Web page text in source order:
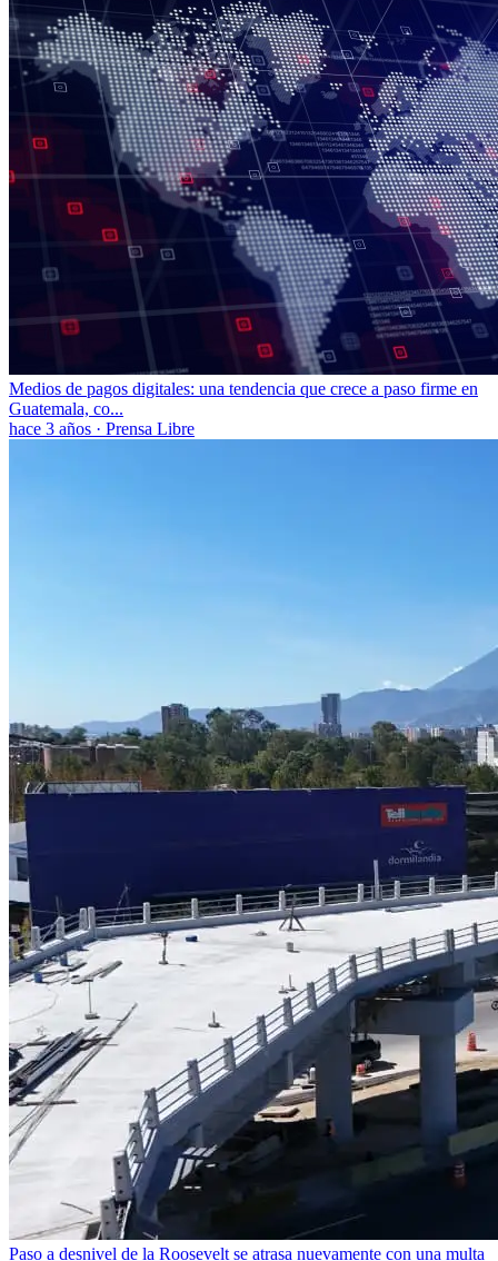
Medios de pagos digitales: una tendencia que crece a paso firme en
Guatemala, co...
hace 3 años · Prensa Libre
Paso a desnivel de la Roosevelt se atrasa nuevamente con una multa